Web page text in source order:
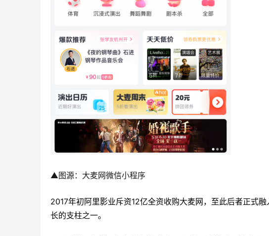
▲图源：大麦网微信小程序
2017年初阿里影业斥资12亿全资收购大麦网，至此后者正式
长的支柱之一。